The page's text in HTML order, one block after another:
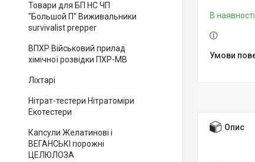
Товари для БП НС ЧП
"Большой П" Виживальники
survivalist prepper
ВПХР Військовий прилад
хімічної розвідки ПХР-МВ
Ліхтарі
Нітрат-тестери Нітратоміри
Екотестери
Капсули Желатинові і
ВЕГАНСЬКІ порожні
ЦЕЛЮЛОЗА
В наявності
Опис